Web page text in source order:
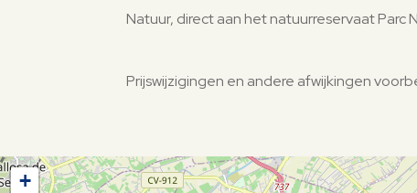
Natuur, direct aan het natuurreservaat Parc
Prijswijzigingen en andere afwijkingen
+